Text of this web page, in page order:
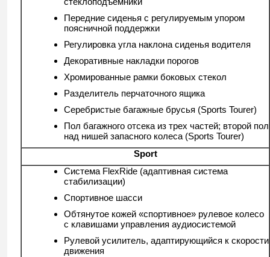
Передние сиденья с регулируемым упором
поясничной поддержки
Регулировка угла наклона сиденья водителя
Декоративные накладки порогов
Хромированные рамки боковых стекол
Разделитель перчаточного ящика
Серебристые багажные брусья (Sports Tourer)
Пол багажного отсека из трех частей; второй пол
над нишей запасного колеса (Sports Tourer)
Sport
Система FlexRide (адаптивная система
стабилизации)
Спортивное шасси
Обтянутое кожей «спортивное» рулевое колесо
с клавишами управления аудиосистемой
Рулевой усилитель, адаптирующийся к скорости
движения